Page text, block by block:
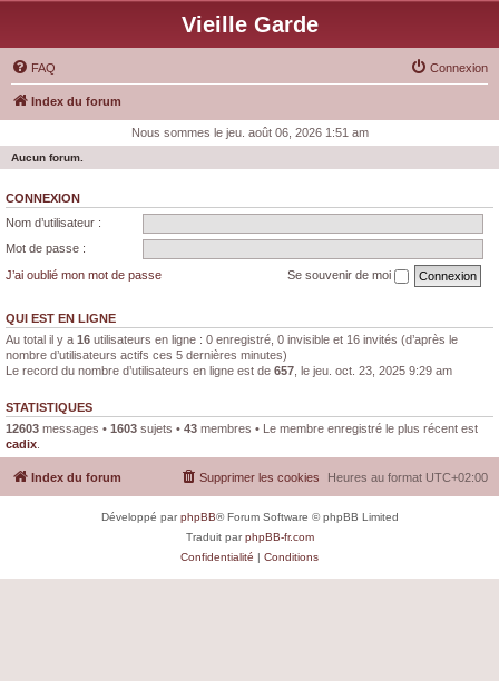
Vieille Garde
FAQ Connexion
Index du forum
Nous sommes le jeu. août 06, 2026 1:51 am
Aucun forum.
CONNEXION
Nom d’utilisateur :
Mot de passe :
J’ai oublié mon mot de passe
Se souvenir de moi
QUI EST EN LIGNE
Au total il y a 16 utilisateurs en ligne : 0 enregistré, 0 invisible et 16 invités (d’après le
nombre d’utilisateurs actifs ces 5 dernières minutes)
Le record du nombre d’utilisateurs en ligne est de 657 , le jeu. oct. 23, 2025 9:29 am
STATISTIQUES
12603 messages • 1603 sujets • 43 membres • Le membre enregistré le plus récent est
cadix
Index du forum Heures au format UTC+02:00
Supprimer les cookies
Développé parphpBB® Forum Software © phpBB Limited
Traduit parphpBB-fr.com
Confidentialité | Conditions